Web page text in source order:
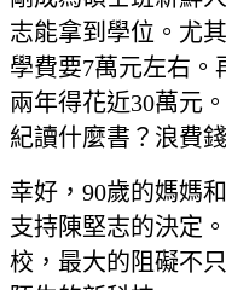
志能拿到學位。尤
學費要7萬元左右。
兩年得花近30萬元
紀讀什麼書？浪費錢
幸好，90歲的媽媽
支持陳堅志的決定
校，最大的阻礙不